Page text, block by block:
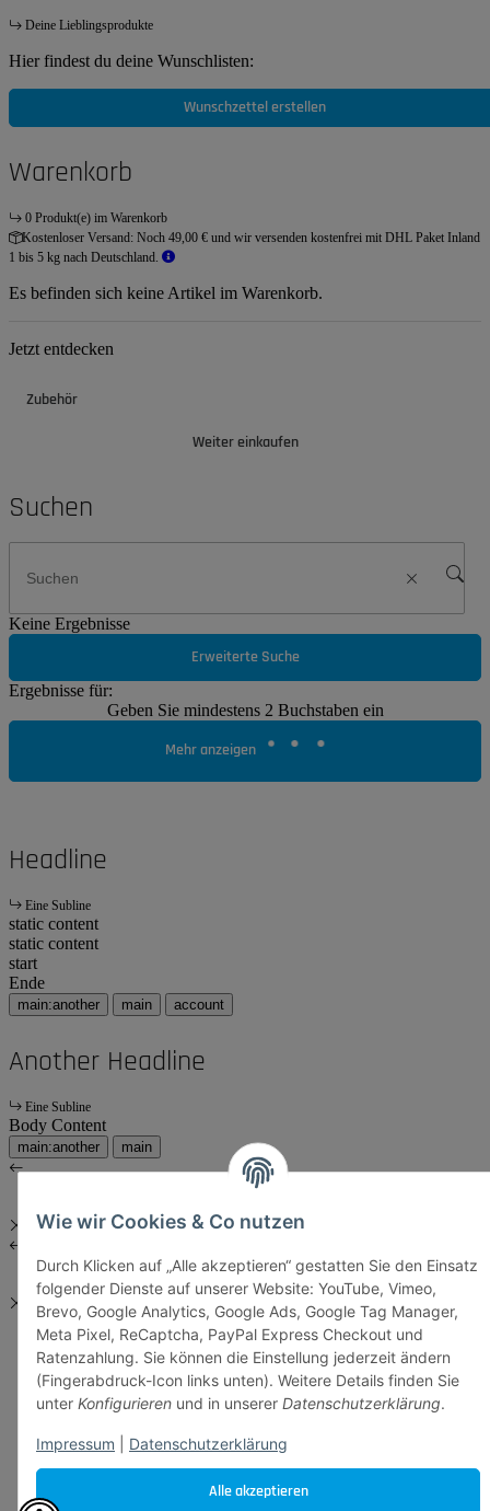
Alle akzeptieren
Wie wir Cookies & Co nutzen
Durch Klicken auf „Alle akzeptieren“ gestatten Sie den Einsatz
folgender Dienste auf unserer Website: YouTube, Vimeo,
Brevo, Google Analytics, Google Ads, Google Tag Manager,
Meta Pixel, ReCaptcha, PayPal Express Checkout und
Ratenzahlung. Sie können die Einstellung jederzeit ändern
(Fingerabdruck-Icon links unten). Weitere Details finden Sie
unter Konfigurieren und in unserer Datenschutzerklärung.
Impressum Datenschutzerklärung
Deine Lieblingsprodukte
Hier findest du deine Wunschlisten:
Wunschzettel erstellen
Warenkorb
0 Produkt(e) im Warenkorb
Kostenloser Versand: Noch 49,00 € und wir versenden kostenfrei mit DHL Paket Inland
1 bis 5 kg nach Deutschland.
Es befinden sich keine Artikel im Warenkorb.
Jetzt entdecken
Zubehör
Weiter einkaufen
Suchen
Keine Ergebnisse
Erweiterte Suche
Ergebnisse für:
Geben Sie mindestens 2 Buchstaben ein
Mehr anzeigen
Headline
Eine Subline
static content
static content
start
Ende
main:another main account
Another Headline
Eine Subline
Body Content
main:another main